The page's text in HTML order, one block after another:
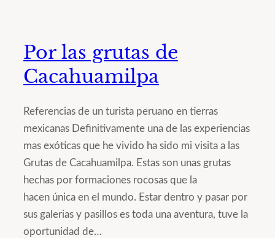
Por las grutas de
Cacahuamilpa
Referencias de un turista peruano en tierras
mexicanas Definitivamente una de las experiencias
mas exóticas que he vivido ha sido mi visita a las
Grutas de Cacahuamilpa. Estas son unas grutas
hechas por formaciones rocosas que la
hacen única en el mundo. Estar dentro y pasar por
sus galerias y pasillos es toda una aventura, tuve la
oportunidad de…